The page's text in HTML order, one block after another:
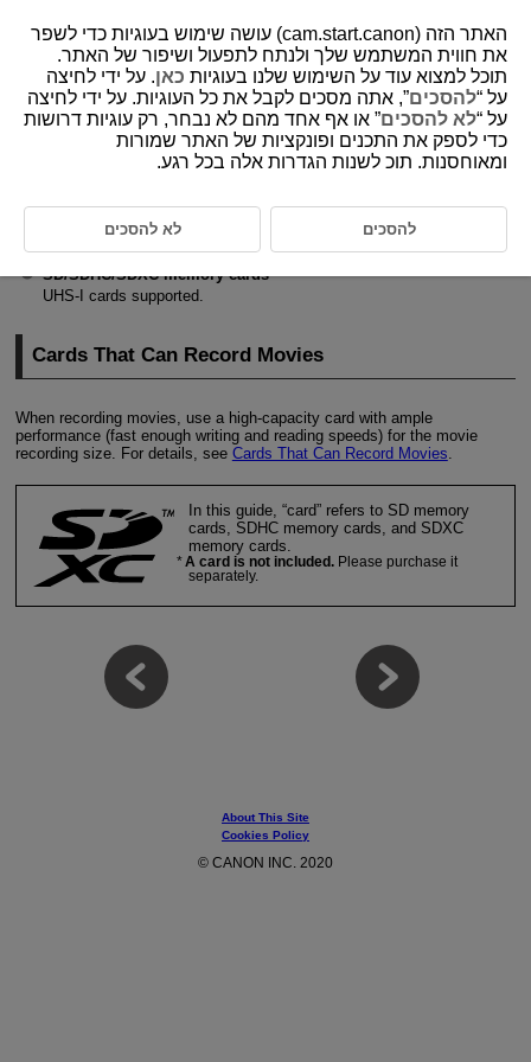
D101-007
Compatible Cards
The following cards can be used with the camera regardless of capacity.
If the card is new or was previously formatted (initialized) by
another camera or computer, format the card with this camera
SD/SDHC/SDXC memory cards
UHS-I cards supported.
Cards That Can Record Movies
When recording movies, use a high-capacity card with ample
performance (fast enough writing and reading speeds) for the movie
recording size. For details, see Cards That Can Record Movies
In this guide, “card” refers to SD memory
cards, SDHC memory cards, and SDXC
memory cards.
A card is not included. Please purchase it
separately.
About This Site
Cookies Policy
© CANON INC. 2020
האתר הזה (cam.start.canon) עושה שימוש בעוגיות כדי לשפר
את חווית המשתמש שלך ולנתח לתפעול ושיפור של האתר.
תוכל למצוא עוד על השימוש שלנו בעוגיות כאן. על ידי לחיצה
על “להסכים”, אתה מסכים לקבל את כל העוגיות. על ידי לחיצה
על “לא להסכים” או אף אחד מהם לא נבחר, רק עוגיות דרושות
כדי לספק את התכנים ופונקציות של האתר שמורות
ומאוחסנות. תוכ לשנות הגדרות אלה בכל רגע.
להסכים לא להסכים